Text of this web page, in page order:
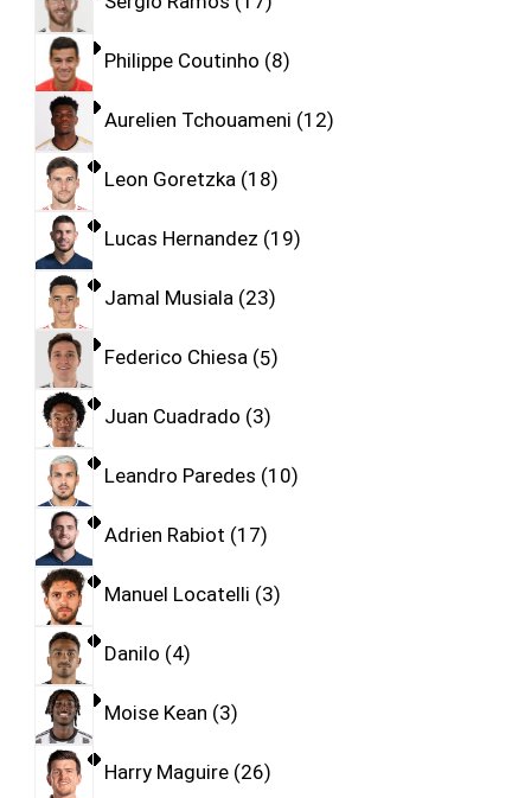
Philippe Coutinho 8
Aurelien Tchouameni 12
Leon Goretzka 18
Lucas Hernandez 19
Jamal Musiala 23
Federico Chiesa 5
Juan Cuadrado 3
Leandro Paredes 10
Adrien Rabiot 17
Manuel Locatelli 3
Danilo 4
Moise Kean 3
Harry Maguire 26